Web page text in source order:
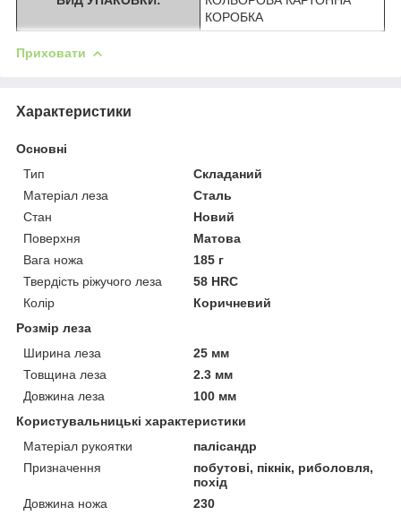
КОРОБКА
Приховати
Характеристики
Основні
Тип
Складаний
Матеріал леза
Сталь
Стан
Новий
Поверхня
Матова
Вага ножа
185 г
Твердість ріжучого леза
58 HRC
Колір
Коричневий
Розмір леза
Ширина леза
25 мм
Товщина леза
2.3 мм
Довжина леза
100 мм
Користувальницькі характеристики
Матеріал рукоятки
палісандр
Призначення
побутові, пікнік, риболовля,
похід
Довжина ножа
230